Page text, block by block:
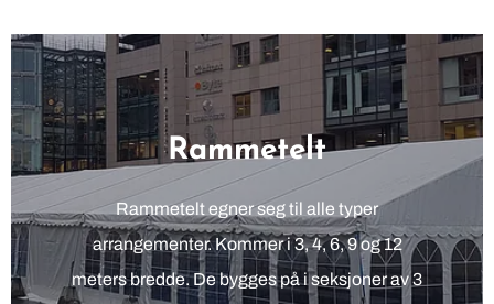
Rammetelt
Rammetelt egner seg til alle typer
arrangementer. Kommer i 3, 4, 6, 9 og 12
meters bredde. De bygges på i seksjoner av 3